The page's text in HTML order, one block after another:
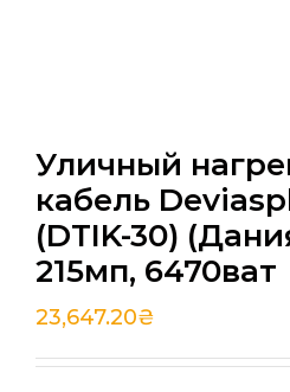
Уличный
кабель
(DTIK-30)
215мп, 6470ват
23,647.20₴